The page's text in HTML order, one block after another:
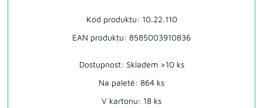
Kód produktu: 10.22.110
EAN produktu: 8585003910836
Dostupnost: Skladem >10 ks
Na paletě: 864 ks
V kartonu: 18 ks